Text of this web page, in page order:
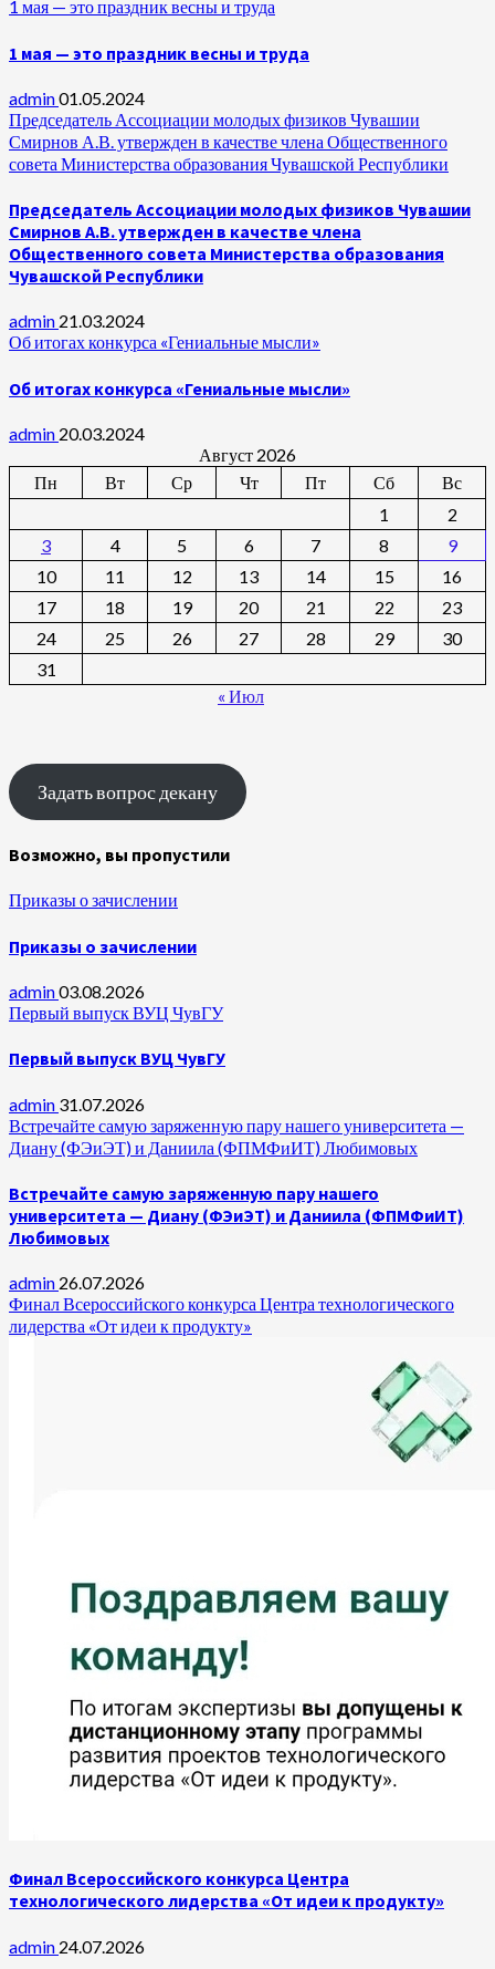
1 мая — это праздник весны и труда
1 мая — это праздник весны и труда
admin01.05.2024
Председатель Ассоциации молодых физиков Чувашии
Смирнов А.В. утвержден в качестве члена Общественного
совета Министерства образования Чувашской Республики
Председатель Ассоциации молодых физиков Чувашии
Смирнов А.В. утвержден в качестве члена
Общественного совета Министерства образования
Чувашской Республики
admin 21.03.2024
Об итогах конкурса «Гениальные мысли»
Об итогах конкурса «Гениальные мысли»
admin 20.03.2024
Август 2026
Пн
Вт Ср Чт Пт Сб
Вс
1
2
3
4 5 6 7 8
9
10
11 12 13 14 15
16
17
18 19 20 21 22
23
24
25 26 27 28 29
30
31
« Июл
Задать вопрос декану
Возможно, вы пропустили
Приказы о зачислении
Приказы о зачислении
admin03.08.2026
Первый выпуск ВУЦ ЧувГУ
Первый выпуск ВУЦ ЧувГУ
admin 31.07.2026
Встречайте самую заряженную пару нашего университета —
Диану (ФЭиЭТ) и Даниила (ФПМФиИТ) Любимовых
Встречайте самую заряженную пару нашего
университета — Диану (ФЭиЭТ) и Даниила (ФПМФиИТ)
Любимовых
admin 26.07.2026
Финал Всероссийского конкурса Центра технологического
лидерства «От идеи к продукту»
Финал Всероссийского конкурса Центра
технологического лидерства «От идеи к продукту»
admin 24.07.2026